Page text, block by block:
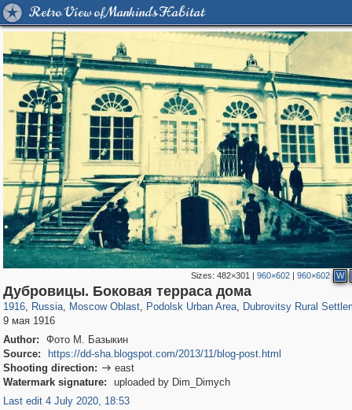
Retro View of Mankind's Habitat
Sizes:482×301 |960×602 |960×602 W
Дубровицы. Боковая терраса дома
1916, Russia
1,407,325 29,248
, Moscow Oblast
96,615 1,691
, Podolsk Urban Area
3,198 33
, Dubrovitsy Rural
9 мая 1916
Author:
Фото М. Базыкин
Source:
https://dd-sha.blogspot.com/2013/11/blog-post.html
Shooting direction:  east
Watermark signature:
uploaded by Dim_Dimych
Last edit 4 July 2020, 18:53